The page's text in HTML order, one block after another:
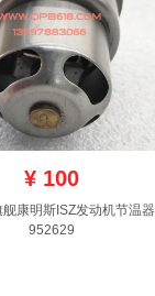
¥ 100
舰康明斯ISZ发动机节温
952629